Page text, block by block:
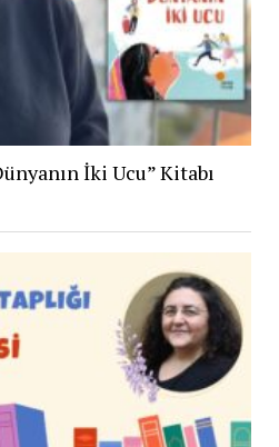
İki Ucu” Kitabı